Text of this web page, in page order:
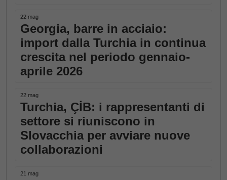
22 mag
Georgia, barre in acciaio:
import dalla Turchia in continua
crescita nel periodo gennaio-
aprile 2026
22 mag
Turchia, ÇİB: i rappresentanti di
settore si riuniscono in
Slovacchia per avviare nuove
collaborazioni
21 mag